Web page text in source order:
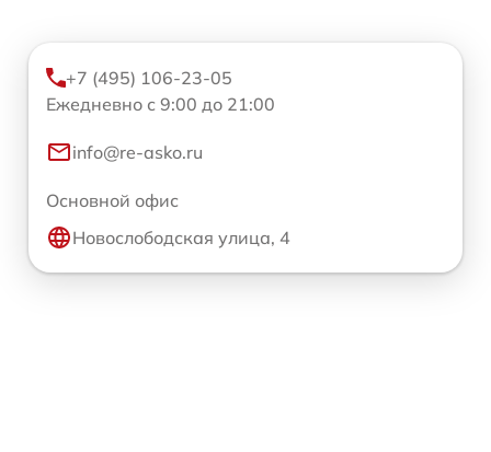
+7 (495) 106-23-05
Ежедневно с 9:00 до 21:00
info@re-asko.ru
Основной офис
Новослободская улица, 4